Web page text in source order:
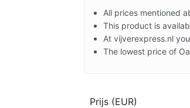
All prices mentioned
This product is
At vijverexpress.nl
The lowest price of
Prijs (EUR)